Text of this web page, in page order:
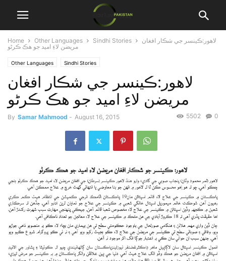
Home Other Languages Sindhi Stories
لاهور:ڪينسر جي شڪار افغان
مريضن لاءِ اميد جو هڪ ڪرڻو
Other Languages Sindhi Stories
لاهور:ڪينسر جي شڪار افغان
مريضن لاءِ اميد جو هڪ ڪرڻو
By Samar Mahmood - August 16, 2015 0
5502